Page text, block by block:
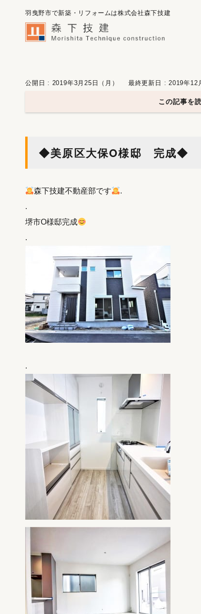
羽曳野市で新築・リフォームは株式会社森下技建
公開日 : 2019年3月25日（月） 最終更新日 : 2019年12
この記事を
◆美原区大保O様邸 完成◆
森下技建不動産部です
.
.
堺市O様邸完成
.
.